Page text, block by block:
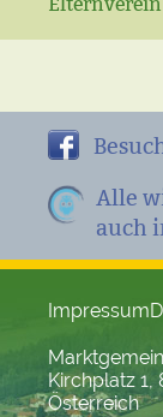
Alle
auch
Impressum
Kirchplatz
Österreich